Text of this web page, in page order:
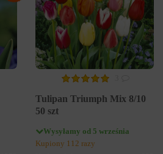
Tulipan Triumph Mix 8/10
50 szt
Wysyłamy od 5 września
Kupiony 112 razy